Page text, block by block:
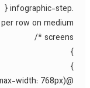
per row on
screens